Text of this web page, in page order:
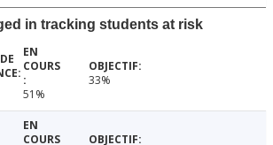
in tracking students at risk
51%
33%